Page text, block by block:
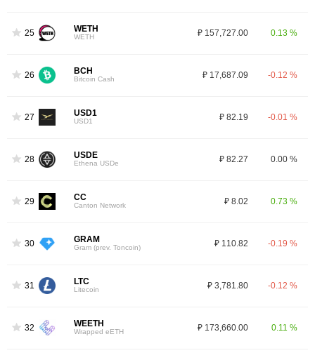
25 WETH
WETH ₽ 157,727.00 0.13 %
26 BCH
Bitcoin Cash ₽ 17,687.09 -0.12 %
27 USD1
USD1 ₽ 82.19 -0.01 %
28 USDE
Ethena USDe ₽ 82.27 0.00 %
29 CC
Canton Network ₽ 8.02 0.73 %
30 GRAM
Gram (prev. Toncoin) ₽ 110.82 -0.19 %
31 LTC
Litecoin ₽ 3,781.80 -0.12 %
32 WEETH
Wrapped eETH ₽ 173,660.00 0.11 %